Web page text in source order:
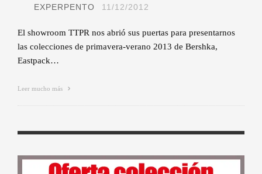
EXPERPENTO 11/12/2012
El showroom TTPR nos abrió sus puertas para presentarnos
las colecciones de primavera-verano 2013 de Bershka,
Eastpack…
Leer mucho más